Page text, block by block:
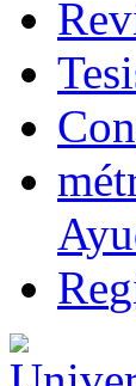
R
T
Con
m
Re